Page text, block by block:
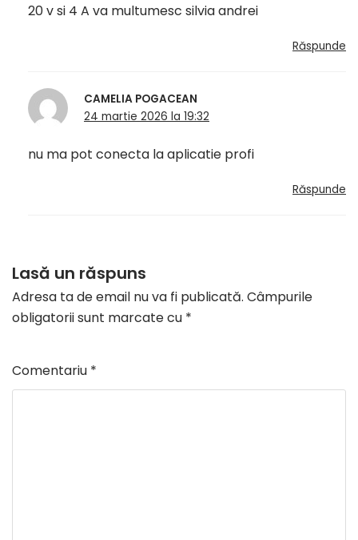
20 v si 4 A va multumesc silvia andrei
Răspunde
CAMELIA POGACEAN
24 martie 2026 la 19:32
nu ma pot conecta la aplicatie profi
Răspunde
Lasă un răspuns
Adresa ta de email nu va fi publicată. Câmpurile
obligatorii sunt marcate cu *
Comentariu *